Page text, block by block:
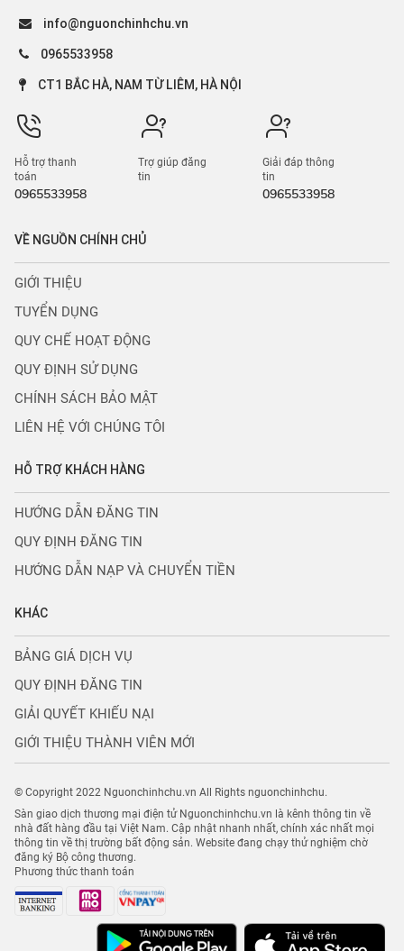
info@nguonchinhchu.vn
0965533958
CT1 BẮC HÀ, NAM TỪ LIÊM, HÀ NỘI
Hỗ trợ thanh
toán
0965533958
Trợ giúp đăng
tin
Giải đáp thông
tin
0965533958
VỀ NGUỒN CHÍNH CHỦ
GIỚI THIỆU
TUYỂN DỤNG
QUY CHẾ HOẠT ĐỘNG
QUY ĐỊNH SỬ DỤNG
CHÍNH SÁCH BẢO MẬT
LIÊN HỆ VỚI CHÚNG TÔI
HỖ TRỢ KHÁCH HÀNG
HƯỚNG DẪN ĐĂNG TIN
QUY ĐỊNH ĐĂNG TIN
HƯỚNG DẪN NẠP VÀ CHUYỂN TIỀN
KHÁC
BẢNG GIÁ DỊCH VỤ
QUY ĐỊNH ĐĂNG TIN
GIẢI QUYẾT KHIẾU NẠI
GIỚI THIỆU THÀNH VIÊN MỚI
© Copyright 2022 Nguonchinhchu.vn All Rights nguonchinhchu.
Sàn giao dịch thương mại điện tử Nguonchinhchu.vn là kênh thông tin về
nhà đất hàng đầu tại Việt Nam. Cập nhật nhanh nhất, chính xác nhất mọi
thông tin về thị trường bất động sản. Website đang chạy thử nghiệm chờ
đăng ký Bộ công thương.
Phương thức thanh toán